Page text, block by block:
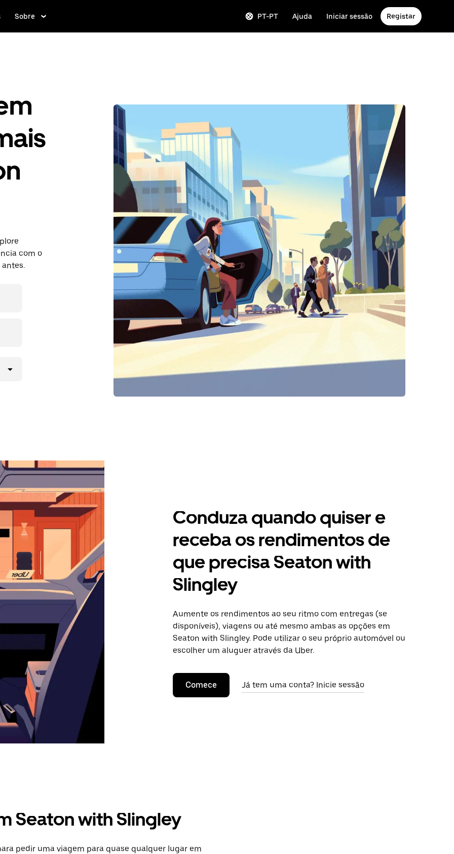
Sobre PT-PT Ajuda Iniciar sessão Registar
com o
Conduza quando quiser e
receba os rendimentos de
que precisa Seaton with
Slingley
Aumente os rendimentos ao seu ritmo com entregas (se
disponíveis), viagens ou até mesmo ambas as opções em
Seaton with Slingley. Pode utilizar o seu próprio automóvel ou
escolher um aluguer através da Uber.
Comece Já tem uma conta? Inicie sessão
Seaton with Slingley
pedir uma viagem para quase qualquer lugar em